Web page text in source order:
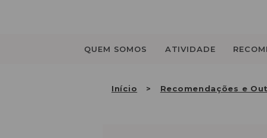
QUEM SOMOS ATIVIDADE
Início Recomendações e